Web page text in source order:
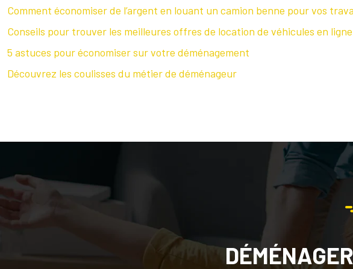
Comment économiser de l’argent en louant un camion benne pour vos
Conseils pour trouver les meilleures offres de location de véhicules en ligne
5 astuces pour économiser sur votre déménagement
Découvrez les coulisses du métier de déménageur